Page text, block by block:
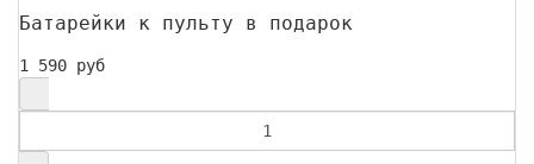
Батарейки к пульту в подарок
1 590 руб